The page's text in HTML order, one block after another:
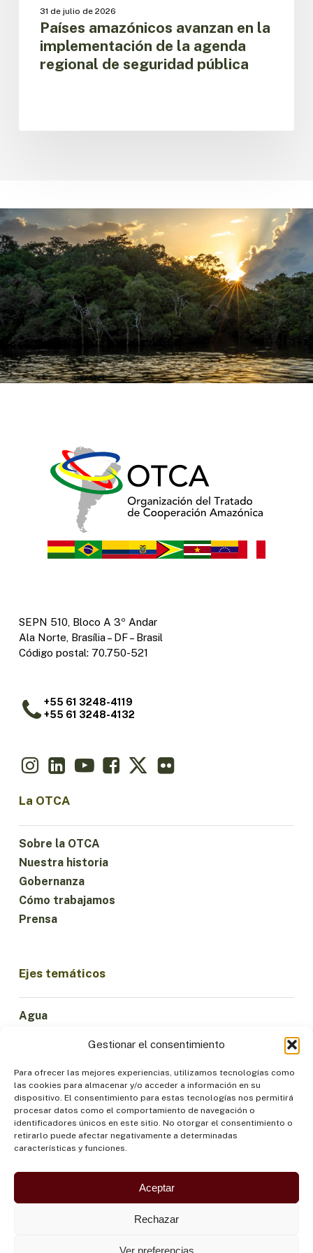
Gestionar el consentimiento
Para ofrecer las mejores experiencias, utilizamos tecnologías como
las cookies para almacenar y/o acceder a información en su
dispositivo. El consentimiento para estas tecnologías nos permitirá
procesar datos como el comportamiento de navegación o
identificadores únicos en este sitio. No otorgar el consentimiento o
retirarlo puede afectar negativamente a determinadas
características y funciones.
Aceptar
Rechazar
Ver preferencias
31 de julio de 2026
Países amazónicos avanzan en la
implementación de la agenda
regional de seguridad pública
SEPN 510, Bloco A 3º Andar
Ala Norte, Brasília – DF – Brasil
Código postal: 70.750-521
+55 61 3248-4119
+55 61 3248-4132
La OTCA
Sobre la OTCA
Nuestra historia
Gobernanza
Cómo trabajamos
Prensa
Ejes temáticos
Agua
Economía Sostenible
Bosques y Biodiversidad
Institucionalidad
Participación
Pueblos Indígenas